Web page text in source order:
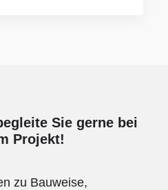
Sie gerne bei
Projekt!
zu Bauweise,